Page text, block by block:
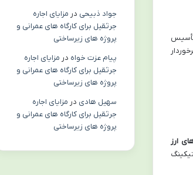
تأسیس
ایران برخوردار
ارز
جواد ذبیحی در مزایای اجاره
جرثقیل برای کارگاه های عمرانی و
پروژه های زیرساختی
پیام عزت خواه در مزایای اجاره
جرثقیل برای کارگاه های عمرانی و
پروژه های زیرساختی
سهیل هادی در مزایای اجاره
جرثقیل برای کارگاه های عمرانی و
پروژه های زیرساختی